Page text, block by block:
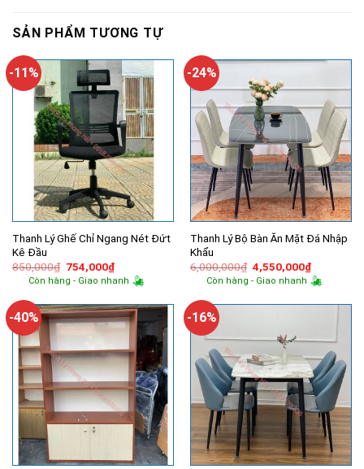
SẢN PHẨM TƯƠNG TỰ
-11%
Thanh Lý Ghế Chỉ Ngang Nét Đứt
Kê Đầu
850,000₫ Giá
gốc
là:
754,000₫Giá
hiện
tại
754,000₫.
Còn hàng - Giao nhanh
-24%
Thanh Lý Bộ Bàn Ăn Mặt Đá Nhập
Khẩu
6,000,000₫ Giá
gốc
là:
4,550,000₫Giá
hiện
tại
Còn hàng - Giao nhanh
-40% -16%